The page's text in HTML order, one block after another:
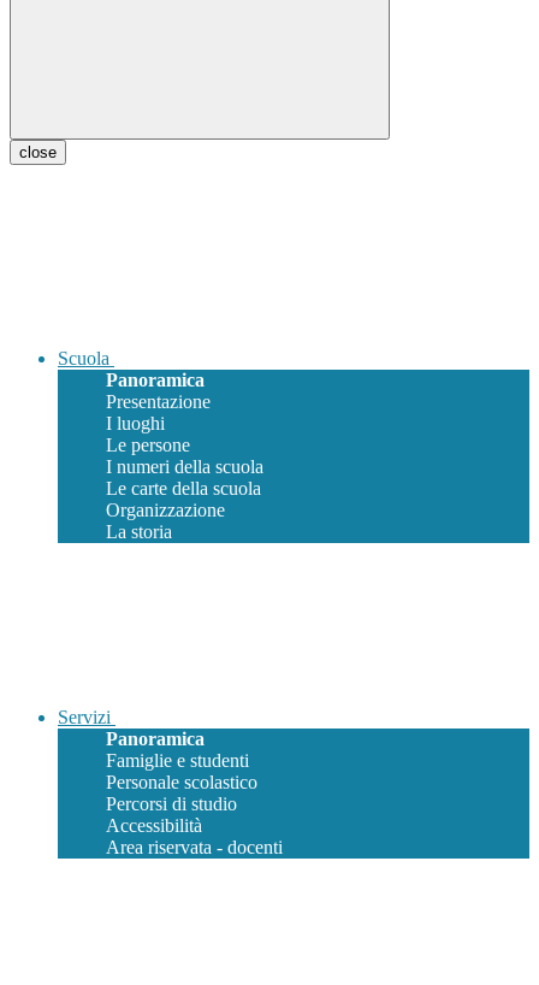
close
Scuola
Panoramica
Presentazione
I luoghi
Le persone
I numeri della scuola
Le carte della scuola
Organizzazione
La storia
Servizi
Panoramica
Famiglie e studenti
Personale scolastico
Percorsi di studio
Accessibilità
Area riservata - docenti